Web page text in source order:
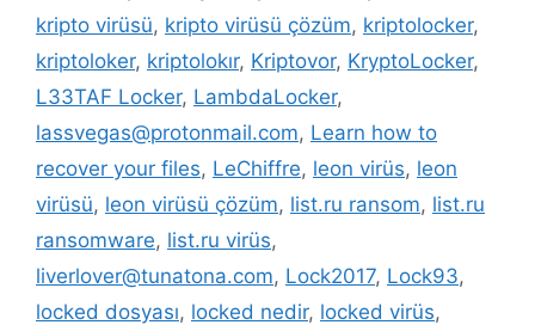
kripto virüsü, kripto virüsü çözüm, kriptolocker,
kriptoloker, kriptolokır, Kriptovor, KryptoLocker,
L33TAF Locker, LambdaLocker,
lassvegas@protonmail.com, Learn how to
recover your files, LeChiffre, leon virüs, leon
virüsü, leon virüsü çözüm, list.ru ransom, list.ru
ransomware, list.ru virüs,
liverlover@tunatona.com, Lock2017, Lock93,
locked dosyası, locked nedir, locked virüs,